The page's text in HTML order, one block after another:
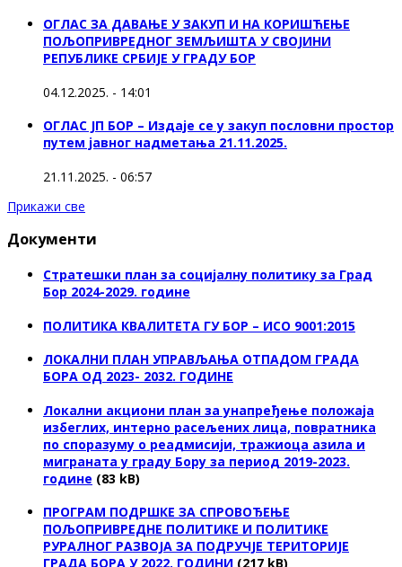
ОГЛАС ЗА ДАВАЊЕ У ЗАКУП И НА КОРИШЋЕЊЕ
ПОЉОПРИВРЕДНОГ ЗЕМЉИШТА У СВОЈИНИ
РЕПУБЛИКЕ СРБИЈЕ У ГРАДУ БОР
04.12.2025. - 14:01
ОГЛАС ЈП БОР – Издаје се у закуп пословни простор
путем јавног надметања 21.11.2025.
21.11.2025. - 06:57
Прикажи све
Документи
Стратешки план за социјалну политику за Град
Бор 2024-2029. године
ПОЛИТИКА КВАЛИТЕТА ГУ БОР – ИСО 9001:2015
ЛОКАЛНИ ПЛАН УПРАВЉАЊА ОТПАДОМ ГРАДА
БОРА ОД 2023- 2032. ГОДИНЕ
Локални акциони план за унапређење положаја
избеглих, интерно расељених лица, повратника
по споразуму о реадмисији, тражиоца азила и
миграната у граду Бору за период 2019-2023.
године (83 kB)
ПРОГРАМ ПОДРШКЕ ЗА СПРОВОЂЕЊЕ
ПОЉОПРИВРЕДНЕ ПОЛИТИКЕ И ПОЛИТИКЕ
РУРАЛНОГ РАЗВОЈА ЗА ПОДРУЧЈЕ ТЕРИТОРИЈЕ
ГРАДА БОРА У 2022. ГОДИНИ (217 kB)